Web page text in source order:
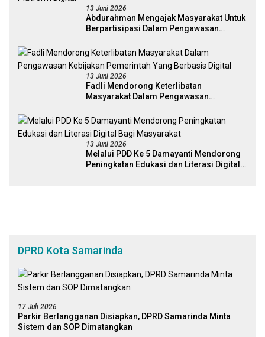
13 Juni 2026
Abdurahman Mengajak Masyarakat Untuk
Berpartisipasi Dalam Pengawasan
Platform Digital
13 Juni 2026
Fadli Mendorong Keterlibatan
Masyarakat Dalam Pengawasan
Digital
13 Juni 2026
Melalui PDD Ke 5 Damayanti Mendorong
Peningkatan Edukasi dan Literasi Digital
DPRD Kota Samarinda
17 Juli 2026
Parkir Berlangganan Disiapkan, DPRD Samarinda Minta
Sistem dan SOP Dimatangkan